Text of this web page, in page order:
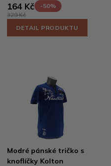
164 Kč
-50%
329 Kč
DETAIL PRODUKTU
Modré pánské tričko s
knoflíčky Kolton